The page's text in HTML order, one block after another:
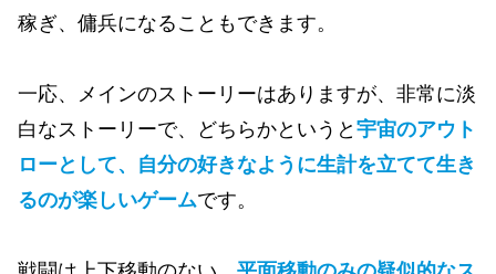
稼ぎ、傭兵になることもできます。
一応、メインのストーリーはありますが、非常に淡
白なストーリーで、どちらかというと 宇宙のアウト
ローとして、自分の好きなように生計を立てて生き
るのが楽しいゲームです。